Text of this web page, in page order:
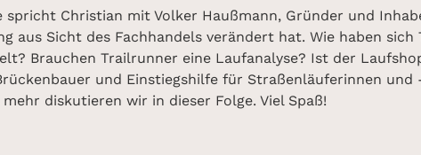
spricht Christian mit Volker Haußmann, Gründer und
aus Sicht des Fachhandels verändert hat. Wie haben
Brauchen Trailrunner eine Laufanalyse? Ist der
und Einstiegshilfe für Straßenläuferinnen
diskutieren wir in dieser Folge. Viel Spaß!